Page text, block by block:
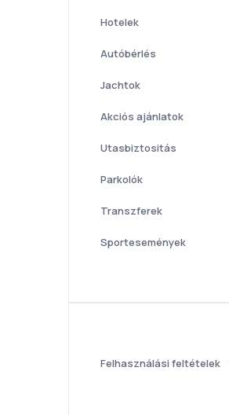
Hotelek
Autóbérlés
Jachtok
Akciós ajánlatok
Utasbiztositás
Parkolók
Transzferek
Sportesemények
Felhasználási feltételek